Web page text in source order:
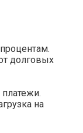
долговых
на